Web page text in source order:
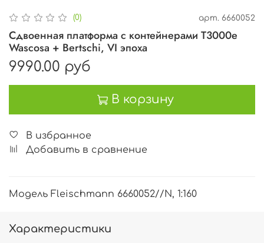
(0) арт. 6660052
Сдвоенная платформа с контейнерами T3000e
Wascosa + Bertschi, VI эпоха
9990.00 руб
В корзину
В избранное
Добавить в сравнение
Модель Fleischmann 6660052//N, 1:160
Характеристики